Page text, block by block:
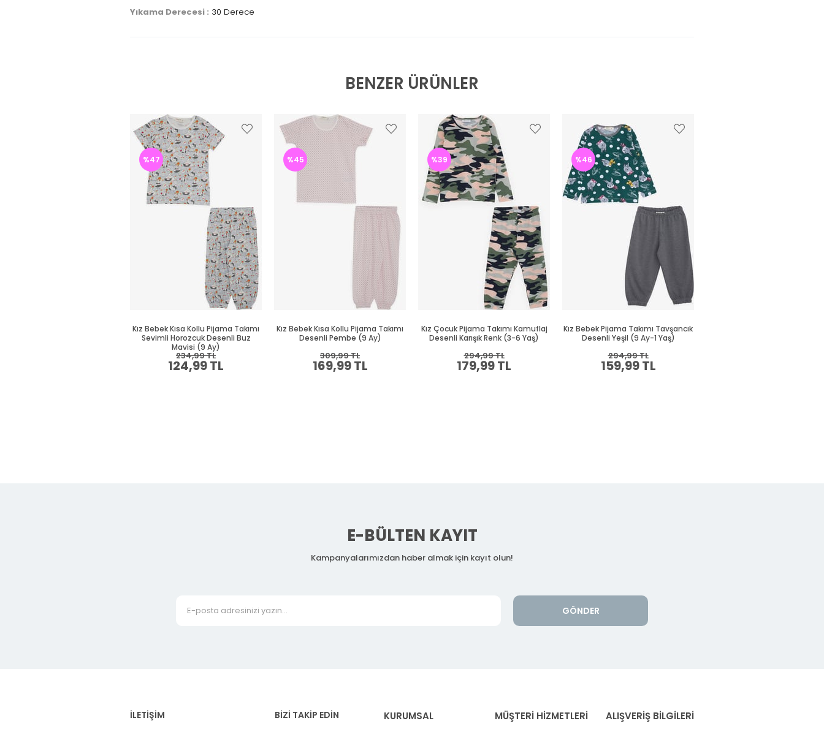
Yıkama Derecesi : 30 Derece
BENZER ÜRÜNLER
Kız Bebek Kısa Kollu Pijama Takımı
Sevimli Horozcuk Desenli Buz
Mavisi (9 Ay)
124,99 TL
234,99 TL
%47
Kız Bebek Kısa Kollu Pijama Takımı
Desenli Pembe (9 Ay)
169,99 TL
309,99 TL
%45
Kız Çocuk Pijama Takımı Kamuflaj
Desenli Karışık Renk (3-6 Yaş)
179,99 TL
294,99 TL
%39
Kız Bebek Pijama Takımı Tavşancık
Desenli Yeşil (9 Ay-1 Yaş)
159,99 TL
294,99 TL
%46
E-BÜLTEN KAYIT
Kampanyalarımızdan haber almak için kayıt olun!
GÖNDER
İLETİŞİM BİZİ TAKİP EDİN KURUMSAL MÜŞTERİ HİZMETLERİ ALIŞVERİŞ BİLGİLERİ